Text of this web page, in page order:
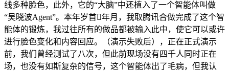
线多种脸色，此外，它的“大脑”中还植入了一个智能体叫做
“吴晓波Agent”。本年岁首年月，我取腾讯合做完成了这个智
能体的锻炼，我过往所有的做品都被输入此中，使它可以或许
进行脸色变化和内容回应。（演示失败后），正在正式演示
前，我们曾经测试了八次，但此前现场没有四千人同时正在
场，也没有如斯复杂的信号，这个智能体出了毛病，但我认